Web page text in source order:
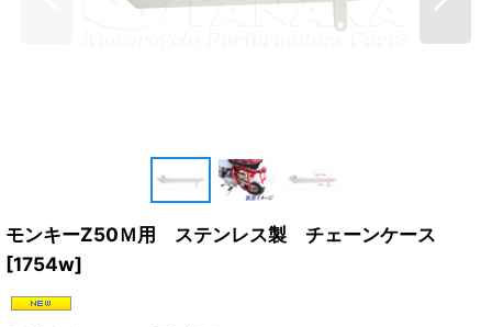
モンキーZ50Ｍ用 ステンレス製 チェーンケース
[1754w]